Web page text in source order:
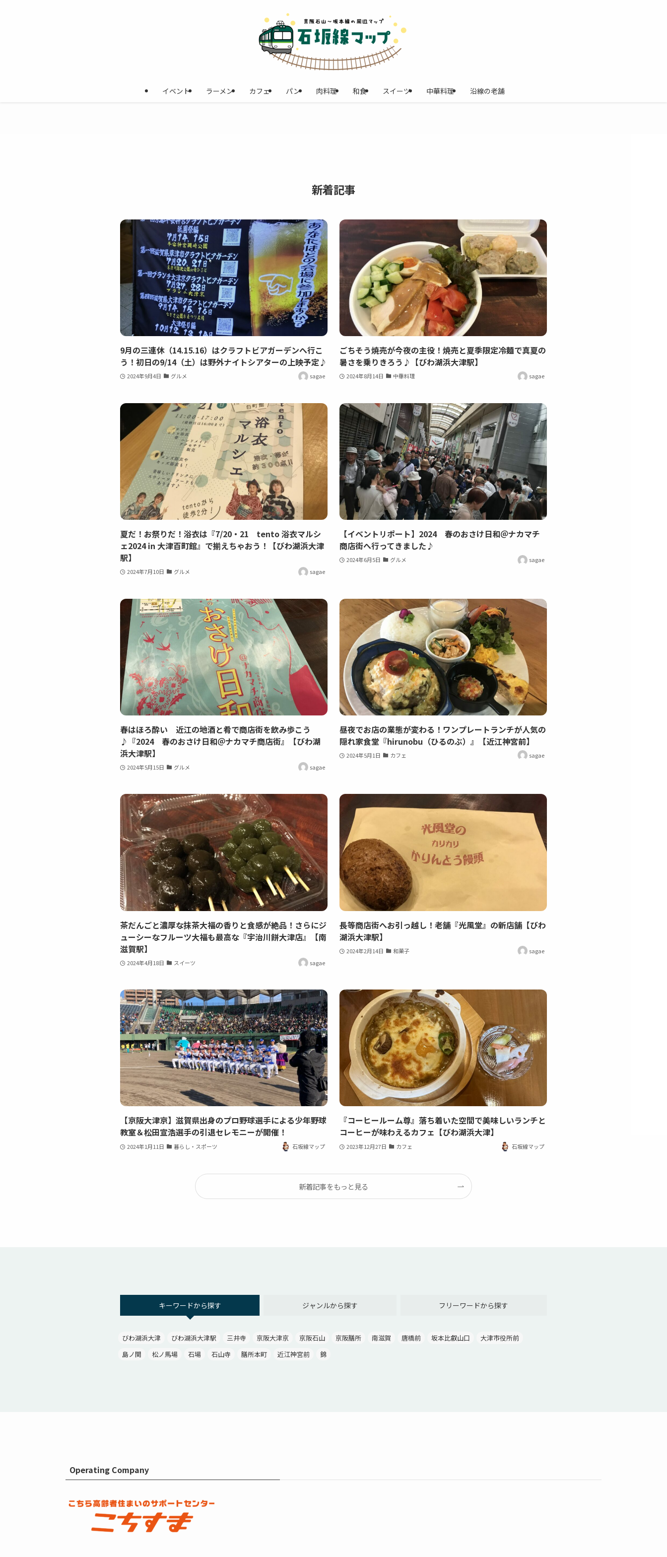
イベント ラーメン カフェ パン 肉料理 和食 スイーツ 中華料理 沿線の老舗
新着記事
9月の三連休（14.15.16）はクラフトビアガーデンへ行こ
う！初日の9/14（土）は野外ナイトシアターの上映予定♪
2024年9月4日 グルメ sagae
ごちそう焼売が今夜の主役！焼売と夏季限定冷麺で真夏の
暑さを乗りきろう♪【びわ湖浜大津駅】
2024年8月14日 中華料理 sagae
夏だ！お祭りだ！浴衣は『7/20・21 tento 浴衣マルシ
ェ2024 in 大津百町館』で揃えちゃおう！【びわ湖浜大津
駅】
2024年7月10日 グルメ sagae
【イベントリポート】2024 春のおさけ日和＠ナカマチ
商店街へ行ってきました♪
2024年6月5日 グルメ sagae
春はほろ酔い 近江の地酒と肴で商店街を飲み歩こう
♪『2024 春のおさけ日和＠ナカマチ商店街』【びわ湖
浜大津駅】
2024年5月15日 グルメ sagae
昼夜でお店の業態が変わる！ワンプレートランチが人気の
隠れ家食堂『hirunobu（ひるのぶ）』【近江神宮前】
2024年5月1日 カフェ sagae
茶だんごと濃厚な抹茶大福の香りと食感が絶品！さらにジ
ューシーなフルーツ大福も最高な『宇治川餅大津店』【南
滋賀駅】
2024年4月18日 スイーツ sagae
長等商店街へお引っ越し！老舗『光風堂』の新店舗【びわ
湖浜大津駅】
2024年2月14日 和菓子 sagae
【京阪大津京】滋賀県出身のプロ野球選手による少年野球
教室＆松田宣浩選手の引退セレモニーが開催！
2024年1月11日 暮らし・スポーツ 石坂線マップ
『コーヒールーム尊』落ち着いた空間で美味しいランチと
コーヒーが味わえるカフェ【びわ湖浜大津】
2023年12月27日 カフェ 石坂線マップ
新着記事をもっと見る
キーワードから探す ジャンルから探す フリーワードから探す
びわ湖浜大津 びわ湖浜大津駅 三井寺 京阪大津京 京阪石山 京阪膳所 南滋賀 唐橋前 坂本比叡山口
大津市役所前
島ノ関
松ノ馬場 石場 石山寺 膳所本町 近江神宮前 錦
Operating Company